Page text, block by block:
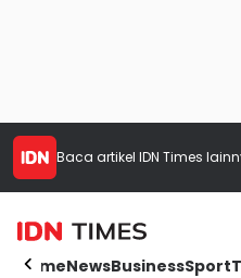
Baca artikel IDN Times
HomeNewsBusinessSport